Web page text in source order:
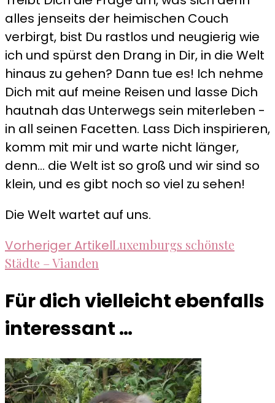
alles jenseits der heimischen Couch
verbirgt, bist Du rastlos und neugierig wie
ich und spürst den Drang in Dir, in die Welt
hinaus zu gehen? Dann tue es! Ich nehme
Dich mit auf meine Reisen und lasse Dich
hautnah das Unterwegs sein miterleben -
in all seinen Facetten. Lass Dich inspirieren,
komm mit mir und warte nicht länger,
denn... die Welt ist so groß und wir sind so
klein, und es gibt noch so viel zu sehen!
Die Welt wartet auf uns.
Beitragsnavigation
Vorheriger ArtikelLuxemburgs schönste
Städte – Vianden
Für dich vielleicht ebenfalls
interessant …